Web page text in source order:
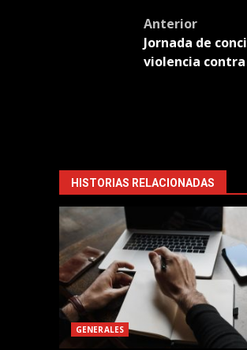
Post
Anterior
Jornada de
violencia
HISTORIAS RELACIONADAS
GENERALES